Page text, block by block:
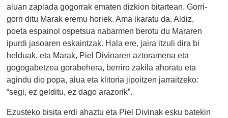
aluan zaplada gogorrak ematen dizkion bitartean. Gorri-
gorri ditu Marak eremu horiek. Ama ikaratu da. Aldiz,
poeta espainol ospetsua nabarmen berotu du Mararen
ipurdi jasoaren eskaintzak. Hala ere, jaira itzuli dira bi
helduak, eta Marak, Piel Divinaren aztoramena eta
gogogabetzea gorabehera, berriro zakila ahoratu eta
agindu dio popa, alua eta klitoria jipoitzen jarraitzeko:
“segi, ez gelditu, ez dago arazorik”.
Ezusteko bisita erdi ahaztu eta Piel Divinak esku batekin